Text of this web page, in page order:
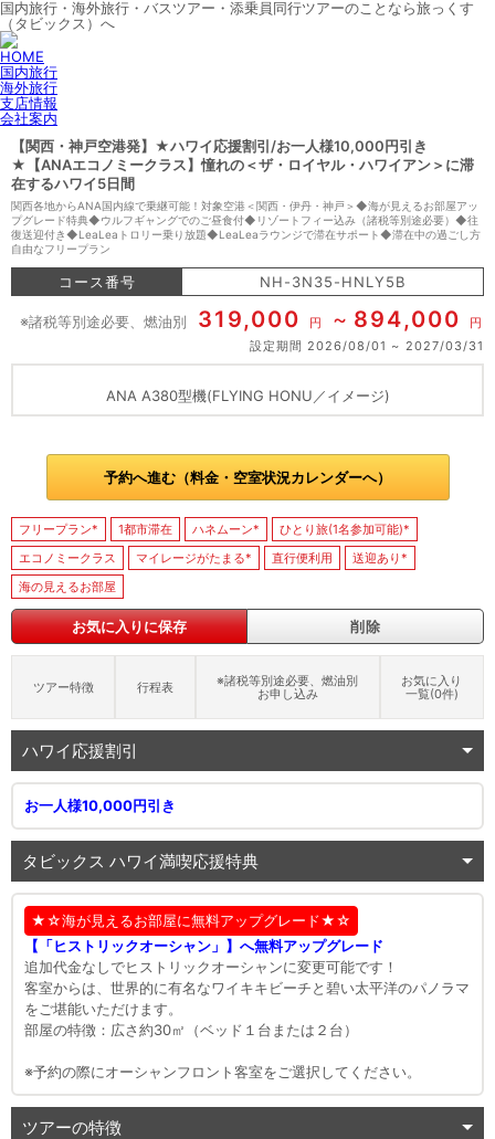
国内旅行・海外旅行・バスツアー・添乗員同行ツアーのことなら旅っくす
（タビックス）へ
HOME
国内旅行
海外旅行
支店情報
会社案内
【関西・神戸空港発】★ハワイ応援割引/お一人様10,000円引き
★【ANAエコノミークラス】憧れの＜ザ・ロイヤル・ハワイアン＞に滞
在するハワイ5日間
関西各地からANA国内線で乗継可能！対象空港＜関西・伊丹・神戸＞◆海が見えるお部屋アッ
プグレード特典◆ウルフギャングでのご昼食付◆リゾートフィー込み（諸税等別途必要）◆往
復送迎付き◆LeaLeaトロリー乗り放題◆LeaLeaラウンジで滞在サポート◆滞在中の過ごし方
自由なフリープラン
コース番号 NH-3N35-HNLY5B
※諸税等別途必要、燃油別 319,000 円 894,000
円
設定期間 2026/08/01 2027/03/31
ANA A380型機(FLYING HONU／イメージ)
予約へ進む（料金・空室状況カレンダーへ）
フリープラン* 1都市滞在 ハネムーン*
ひとり旅(1名参加可能)*
エコノミークラス
マイレージがたまる* 直行便利用
送迎あり*
海の見えるお部屋
お気に入りに保存 削除
ツアー特徴 行程表
※諸税等別途必要、燃油別
お申し込み
お気に入り
一覧(0件)
ハワイ応援割引
お一人様10,000円引き
タビックス ハワイ満喫応援特典
★☆海が見えるお部屋に無料アップグレード★☆
【「ヒストリックオーシャン」】へ無料アップグレード
追加代金なしでヒストリックオーシャンに変更可能です！
客室からは、世界的に有名なワイキキビーチと碧い太平洋のパノラマ
をご堪能いただけます。
部屋の特徴：広さ約30㎡（ベッド１台または２台）
※予約の際にオーシャンフロント客室をご選択してください。
ツアーの特徴